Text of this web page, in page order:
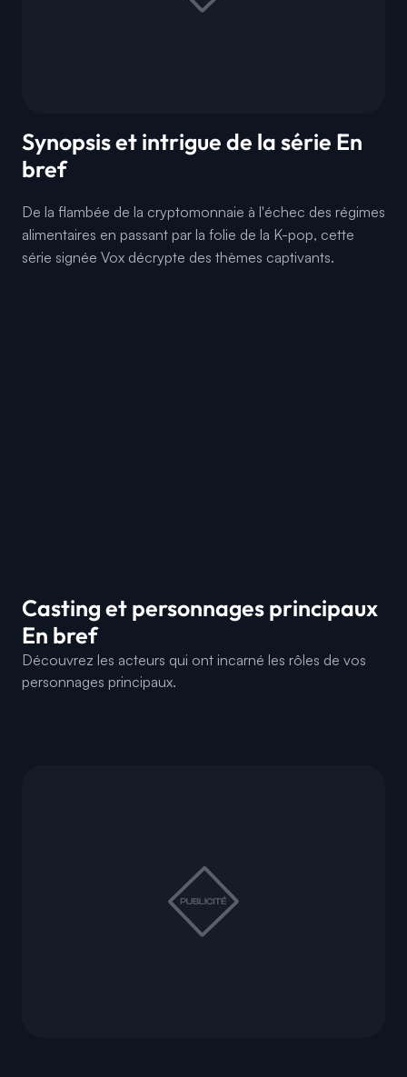
Synopsis et intrigue de la série En
bref
De la flambée de la cryptomonnaie à l'échec des régimes
alimentaires en passant par la folie de la K-pop, cette
série signée Vox décrypte des thèmes captivants.
Casting et personnages principaux
En bref
Découvrez les acteurs qui ont incarné les rôles de vos
personnages principaux.